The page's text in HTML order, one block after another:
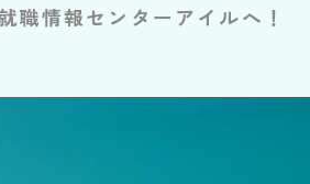
職情報センターアイルへ！